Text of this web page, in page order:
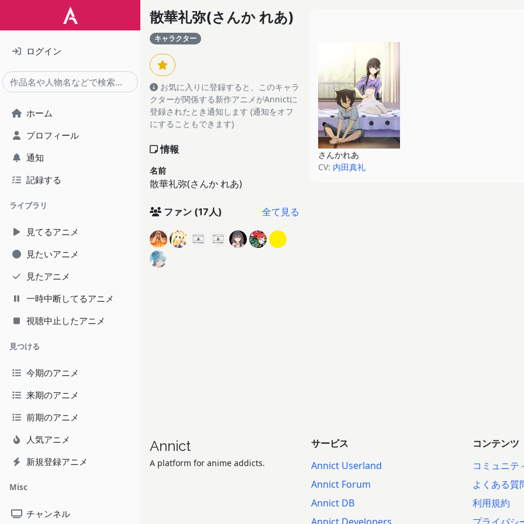
ログイン
ホーム
プロフィール
通知
記録する
ライブラリ
見てるアニメ
見たいアニメ
見たアニメ
一時中断してるアニメ
視聴中止したアニメ
見つける
今期のアニメ
来期のアニメ
前期のアニメ
人気アニメ
新規登録アニメ
Misc
チャンネル
散華礼弥(さんか れあ)
キャラクター
お気に入りに登録すると、このキャラ
クターが関係する新作アニメがAnnictに
登録されたとき通知します (通知をオフ
にすることもできます)
情報
名前
散華礼弥(さんか れあ)
ファン (17人) 全て見る
さんかれあ
CV: 内田真礼
Annict
A platform for anime addicts.
サービス
Annict Userland
Annict Forum
Annict DB
コンテンツ
コミュニテ
よくある質
利用規約